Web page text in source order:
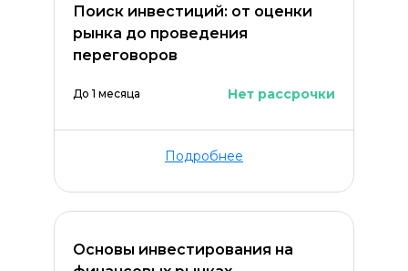
Поиск инвестиций: от оценки
рынка до проведения
переговоров
До 1 месяца Нет рассрочки
Подробнее
Основы инвестирования на